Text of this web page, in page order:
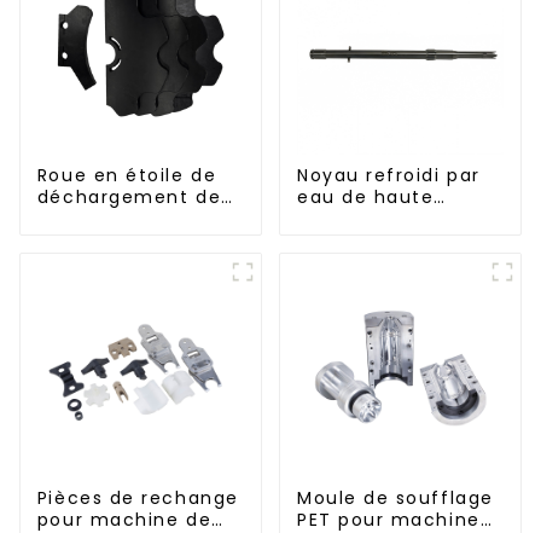
Roue en étoile de
déchargement de
Noyau refroidi par
eau de haute
Pièces de rechange
pour machine de
Moule de soufflage
PET pour machine